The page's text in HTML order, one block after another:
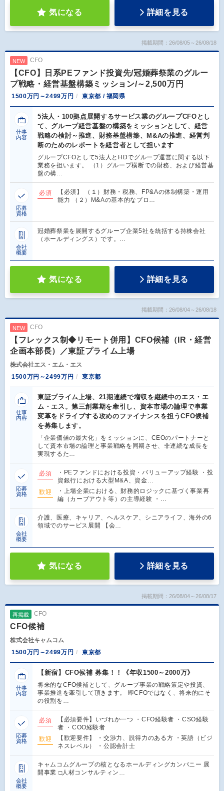
気になる 詳細を見る
掲載期間：26/08/05～26/08/18
NEW CFO
【CFO】日系PEファンド投資先/冠婚葬祭業のグルー
プ戦略・経営基盤構築ミッション/～2,500万円
1500万円～2499万円 東京都 / 福岡県
仕事
内容
5法人・100拠点展開するサービス業のグループCFOとし
て、グループ経営基盤の構築をミッションとして、経営
戦略の検討～推進、財務基盤構築、M&Aの推進、経営判
断のためのレポートを経営者として担います
グループCFOとして5法人とHDでグループ運営に関する以下
業務を担います。 （1）グループ横断での財務、および経営基
盤の構…
応募
資格
必須
【必須】 （１）財務・税務、FP&Aの体制構築・運用
能力 （２）M&Aの基本的なプロ…
会社
概要
冠婚葬祭業を展開するグループ企業5社を統括する持株会社
（ホールディングス）です。…
気になる 詳細を見る
掲載期間：26/08/04～26/08/18
NEW CFO
【フレックス制◆リモート併用】CFO候補（IR・経営
企画本部長）／東証プライム上場
株式会社エス・エム・エス
1500万円～2499万円
東京都
仕事
内容
東証プライム上場、21期連続で増収を継続中のエス・エ
ム・エス。第三創業期を牽引し、資本市場の論理で事業
変革をドライブする攻めのファイナンスを担うCFO候補
を募集します。
「企業価値の最大化」をミッションに、CEOのパートナーと
して資本市場の論理と事業戦略を同期させ、非連続な成長を
実現するた…
応募
資格
必須
・PEファンドにおける投資・バリューアップ経験 ・投
資銀行における大型M&A、資金…
歓迎
・上場企業における、財務的ロジックに基づく事業再
編（カーブアウト等）の主導経験 ・…
会社
概要
介護、医療、キャリア、ヘルスケア、シニアライフ、海外の6
領域でのサービス展開 【会…
気になる 詳細を見る
掲載期間：26/08/04～26/08/17
再掲載 CFO
CFO候補
株式会社キャムコム
1500万円～2499万円
東京都
仕事
内容
【新宿】CFO候補 募集！！《年収1500～2000万》
将来的なCFO候補として、グループ事業の戦略策定や投資、
事業推進を牽引して頂きます。 即CFOではなく、将来的にそ
の役割を…
応募
資格
必須
【必須要件】いづれか一つ ・CFO経験者 ・CSO経験
者 ・COO経験者
歓迎
【歓迎要件】 ・交渉力、説得力のある方 ・英語（ビジ
ネスレベル） ・公認会計士
会社
概要
キャムコムグループの核となるホールディングカンパニー 展
開事業 □人材コンサルティン…